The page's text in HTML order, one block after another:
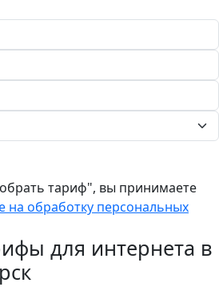
тариф", вы принимаете
на обработку персональных
для интернета в